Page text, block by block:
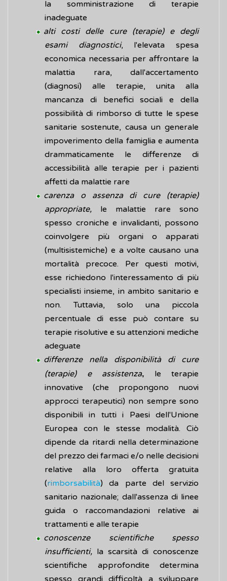
la somministrazione di terapie
inadeguate
alti costi delle cure (terapie) e degli
esami diagnostici, l'elevata spesa
economica necessaria per affrontare la
malattia rara, dall'accertamento
(diagnosi) alle terapie, unita alla
mancanza di benefici sociali e della
possibilità di rimborso di tutte le spese
sanitarie sostenute, causa un generale
impoverimento della famiglia e aumenta
drammaticamente le differenze di
accessibilità alle terapie per i pazienti
affetti da malattie rare
carenza o assenza di cure (terapie)
appropriate, le malattie rare sono
spesso croniche e invalidanti, possono
coinvolgere più organi o apparati
(multisistemiche) e a volte causano una
mortalità precoce. Per questi motivi,
esse richiedono l'interessamento di più
specialisti insieme, in ambito sanitario e
non. Tuttavia, solo una piccola
percentuale di esse può contare su
terapie risolutive e su attenzioni mediche
adeguate
differenze nella disponibilità di cure
(terapie) e assistenza, le terapie
innovative (che propongono nuovi
approcci terapeutici) non sempre sono
disponibili in tutti i Paesi dell'Unione
Europea con le stesse modalità. Ciò
dipende da ritardi nella determinazione
del prezzo dei farmaci e/o nelle decisioni
relative alla loro offerta gratuita
(rimborsabilità) da parte del servizio
sanitario nazionale; dall'assenza di linee
guida o raccomandazioni relative ai
trattamenti e alle terapie
conoscenze scientifiche spesso
insufficienti, la scarsità di conoscenze
scientifiche approfondite determina